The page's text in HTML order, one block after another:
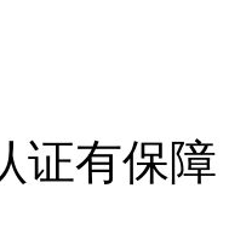
证有保障